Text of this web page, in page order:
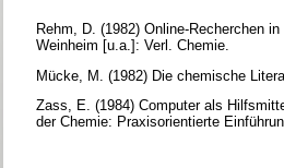
Rehm, D. (1982) Online-Recherchen
Weinheim [u.a.]: Verl. Chemie.
Mücke, M. (1982) Die chemische
Zass, E. (1984) Computer als
der Chemie: Praxisorientierte